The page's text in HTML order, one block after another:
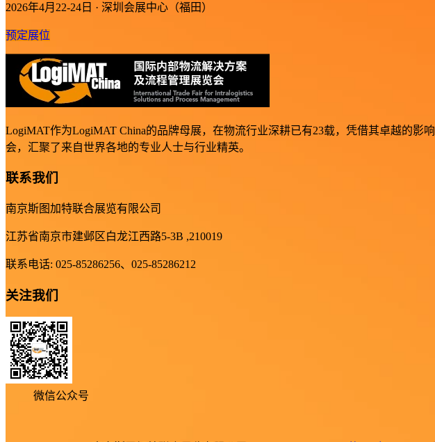
2026年4月22-24日 · 深圳会展中心（福田）
预定展位
LogiMAT作为LogiMAT China的品牌母展，在物流行业深耕已有23载，凭借其卓越的
会，汇聚了来自世界各地的专业人士与行业精英。
联系我们
南京斯图加特联合展览有限公司
江苏省南京市建邺区白龙江西路5-3B ,210019
联系电话: 025-85286256、025-85286212
关注我们
微信公众号